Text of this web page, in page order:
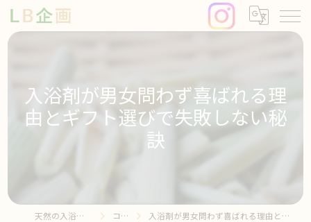
入浴剤が男女問わず喜ばれる理
由とギフト選びで失敗しない秘
訣
天然の入浴剤ならLB企画 コラム 入浴剤が男女問わず喜ばれる理由とギフト選びで失敗しない秘訣